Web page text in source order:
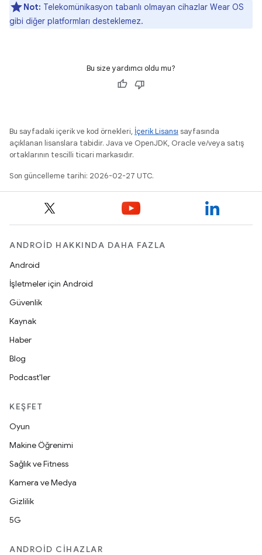
Not: Telekomünikasyon tabanlı olmayan cihazlar Wear OS
gibi diğer platformları desteklemez.
Bu size yardımcı oldu mu?
Bu sayfadaki içerik ve kod örnekleri, İçerik Lisansı sayfasında
açıklanan lisanslara tabidir. Java ve OpenJDK, Oracle ve/veya satış
ortaklarının tescilli ticari markasıdır.
Son güncelleme tarihi: 2026-02-27 UTC.
ANDROID HAKKINDA DAHA FAZLA
Android
İşletmeler için Android
Güvenlik
Kaynak
Haber
Blog
Podcast'ler
KEŞFET
Oyun
Makine Öğrenimi
Sağlık ve Fitness
Kamera ve Medya
Gizlilik
5G
ANDROID CIHAZLAR